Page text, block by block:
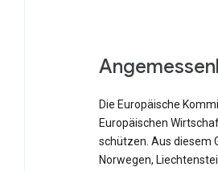
Die Europäische
Europäischen
schützen. Aus diesem
Norwegen,